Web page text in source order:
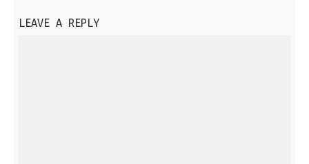
LEAVE A REPLY